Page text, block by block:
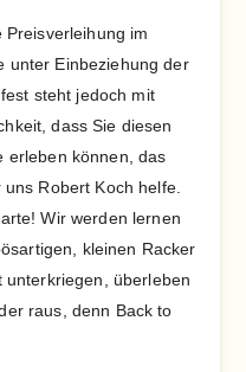
im
unter Einbeziehung der
steht jedoch mit
dass Sie diesen
erleben können, das
Robert Koch helfe.
Wir werden lernen
kleinen Racker
unterkriegen, überleben
raus, denn Back to